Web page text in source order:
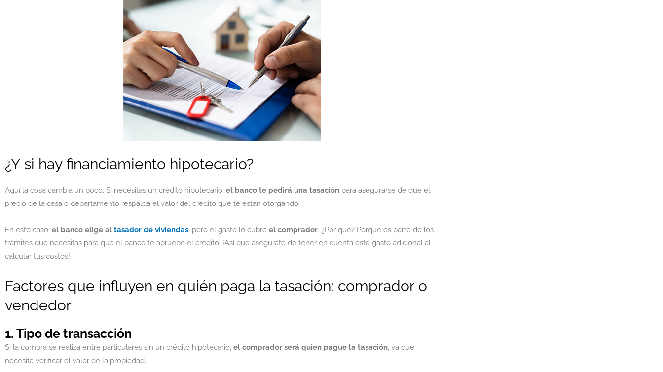
¿Y si hay financiamiento hipotecario?
Aquí la cosa cambia un poco. Si necesitas un crédito hipotecario, el banco te pedirá una tasación para asegurarse de que el
precio de la casa o departamento respalda el valor del crédito que te están otorgando.
En este caso, el banco elige al tasador de viviendas, pero el gasto lo cubre el comprador. ¿Por qué? Porque es parte de los
trámites que necesitas para que el banco te apruebe el crédito. ¡Así que asegúrate de tener en cuenta este gasto adicional al
calcular tus costos!
Factores que influyen en quién paga la tasación: comprador o
vendedor
1. Tipo de transacción
Si la compra se realiza entre particulares sin un crédito hipotecario, el comprador será quien pague la tasación , ya que
necesita verificar el valor de la propiedad.